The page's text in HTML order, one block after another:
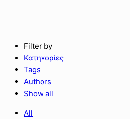
Filter by
Κατηγορίες
Tags
Authors
Show all
All